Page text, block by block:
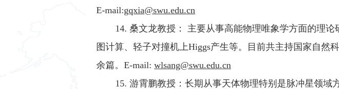
E-mail:gqxia@swu.edu.cn
14. 桑文龙教授： 主要从事高能物理唯象学方面的理
图计算、轻子对撞机上Higgs产生等。目前共主持国家自然
余篇。E-mail: wlsang@swu.edu.cn
15. 游霄鹏教授：长期从事天体物理特别是脉冲星领